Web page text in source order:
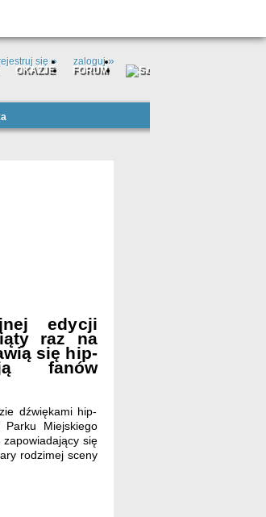
się » zaloguj»
OKAZJE FORUM
edycji
raz na
się hip-
fanów
dźwiękami hip-
Miejskiego
się
rodzimej sceny